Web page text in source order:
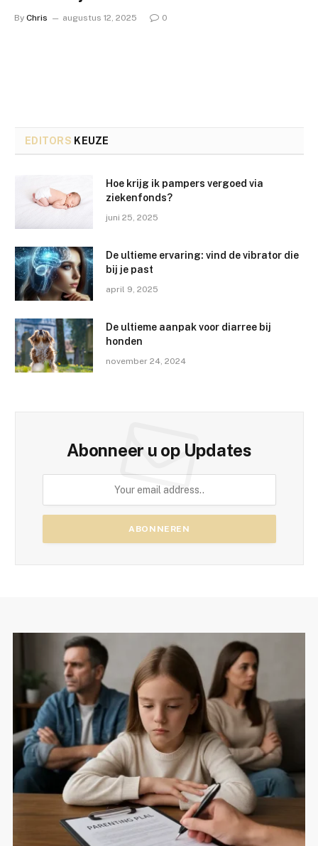
By Chris augustus 12, 2025 0
EDITORS KEUZE
Hoe krijg ik pampers vergoed via
ziekenfonds?
juni 25, 2025
De ultieme ervaring: vind de vibrator die
bij je past
april 9, 2025
De ultieme aanpak voor diarree bij
honden
november 24, 2024
Abonneer u op Updates